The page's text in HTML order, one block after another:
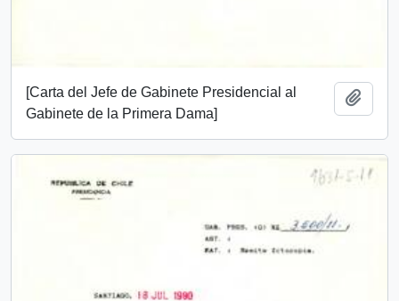
[Carta del Jefe de Gabinete Presidencial al
Gabinete de la Primera Dama]